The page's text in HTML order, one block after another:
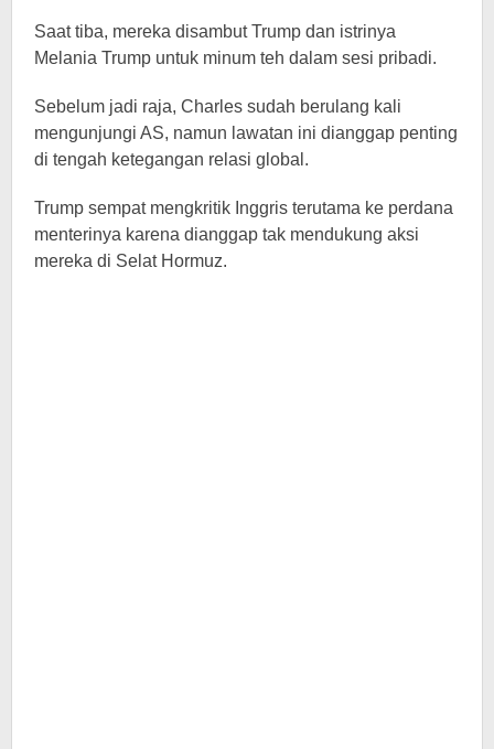
Saat tiba, mereka disambut Trump dan istrinya
Melania Trump untuk minum teh dalam sesi pribadi.
Sebelum jadi raja, Charles sudah berulang kali
mengunjungi AS, namun lawatan ini dianggap penting
di tengah ketegangan relasi global.
Trump sempat mengkritik Inggris terutama ke perdana
menterinya karena dianggap tak mendukung aksi
mereka di Selat Hormuz.